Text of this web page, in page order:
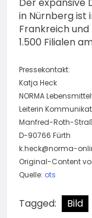
in Nürnberg ist
Frankreich
1.500 Filialen
Pressekontakt:
Katja Heck
NORMA
Leiterin
Manfred-Roth-
D-90766 Fürth
k.heck@norma-
Original-Content
Quelle: ots
Tagged: Bild